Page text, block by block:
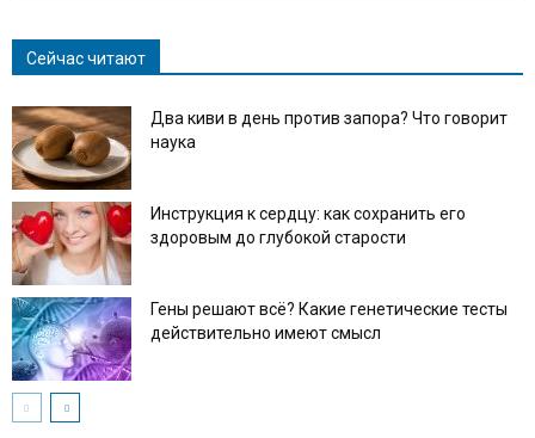
Сейчас читают
Два киви в день против запора? Что говорит
наука
Инструкция к сердцу: как сохранить его
здоровым до глубокой старости
Гены решают всё? Какие генетические тесты
действительно имеют смысл